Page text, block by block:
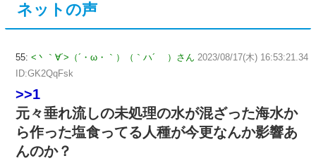
ネットの声
55: <丶｀∀´>（´・ω・｀）（｀ハ´ ）さん 2023/08/17(木) 16:53:21.34
ID:GK2QqFsk
>>1
元々垂れ流しの未処理の水が混ざった海水か
ら作った塩食ってる人種が今更なんか影響あ
んのか？